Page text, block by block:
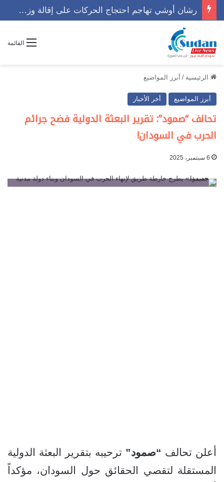
رشان أوشي تهاجم احتجاج الحركات على إقالة وزير وتوجه رسالة حاسمه
القائمة
الرئيسية / أبرز المواضيع
أبرز المواضيع أخر الأخبار
تحالف “صمود”: تقرير البعثة الدولية فضح جرائم
الحرب في السودان!
6 سبتمبر، 2025
أعلن تحالف “صمود” ترحيبه بتقرير البعثة الدولية
المستقلة لتقصي الحقائق حول السودان، مؤكداً